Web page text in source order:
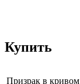
Купить
Призрак в кривом